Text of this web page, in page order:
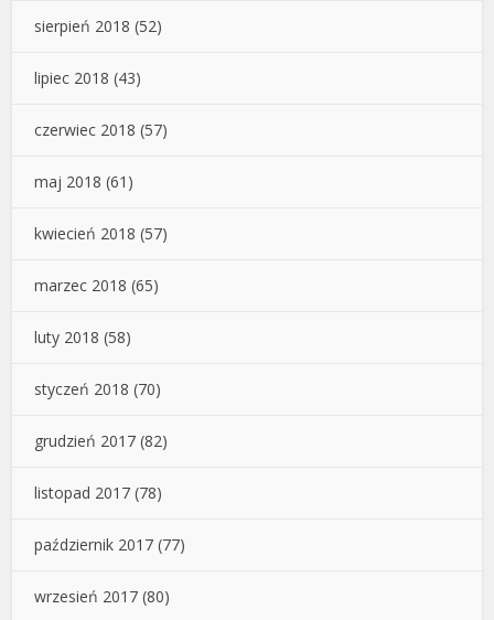
sierpień 2018 (52)
lipiec 2018 (43)
czerwiec 2018 (57)
maj 2018 (61)
kwiecień 2018 (57)
marzec 2018 (65)
luty 2018 (58)
styczeń 2018 (70)
grudzień 2017 (82)
listopad 2017 (78)
październik 2017 (77)
wrzesień 2017 (80)